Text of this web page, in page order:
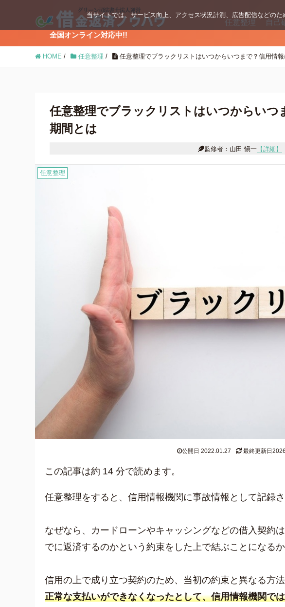
全国オンライン対応中!!
任意整理 自己
ブログコンテンツ
個人再生
借金返済の知識
HOME / 任意整理 / 任意整理でブラックリストはいつからいつまで？信用情
任意整理でブラックリストはいつからいつ
期間とは
監修者：山田 愼一【詳細】
任意整理
公開日 2022.01.27 最終更新日
この記事は約 14 分で読めます。
任意整理をすると、信用情報機関に事故情報として記録さ
なぜなら、カードローンやキャッシングなどの借入契約
でに返済するのかという約束をした上で結ぶことになるか
信用の上で成り立つ契約のため、当初の約束と異なる方
正常な支払いができなくなったとして、信用情報機関で
当サイトでは、サービス向上、アクセス状況計測、広告配信などの